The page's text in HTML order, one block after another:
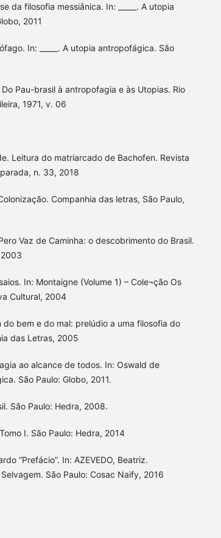
da filosofia messiânica. In: _____. A utopia
2011
In: _____. A utopia antropofágica. São
Do Pau-brasil à antropofagia e às Utopias. Rio
1971, v. 06
Leitura do matriarcado de Bachofen. Revista
n. 33, 2018
Companhia das letras, São Paulo,
Vaz de Caminha: o descobrimento do Brasil.
2003
In: Montaigne (Volume 1) – Cole¬ção Os
Cultural, 2004
do bem e do mal: prelúdio a uma filosofia do
das Letras, 2005
ao alcance de todos. In: Oswald de
São Paulo: Globo, 2011.
São Paulo: Hedra, 2008.
I. São Paulo: Hedra, 2014
“Prefácio”. In: AZEVEDO, Beatriz.
São Paulo: Cosac Naify, 2016